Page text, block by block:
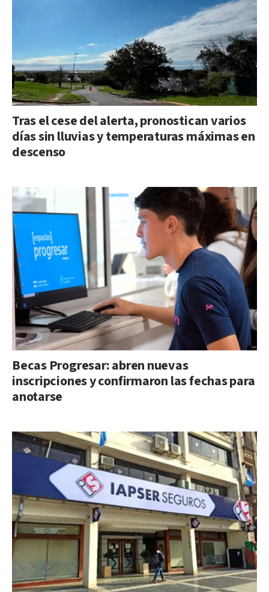
Tras el cese del alerta, pronostican varios
días sin lluvias y temperaturas máximas en
descenso
Becas Progresar: abren nuevas
inscripciones y confirmaron las fechas para
anotarse